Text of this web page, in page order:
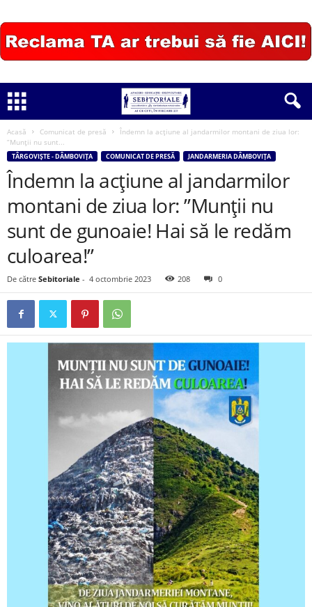
Acasă Comunicat de presă
Îndemn la acțiune al jandarmilor montani de ziua lor:
”Munții nu sunt...
TÂRGOVIȘTE - DÂMBOVIȚA COMUNICAT DE PRESĂ JANDARMERIA DÂMBOVIȚA
Îndemn la acțiune al jandarmilor
montani de ziua lor: ”Munții nu
sunt de gunoaie! Hai să le redăm
culoarea!”
De către Sebitoriale - 4 octombrie 2023 208 0